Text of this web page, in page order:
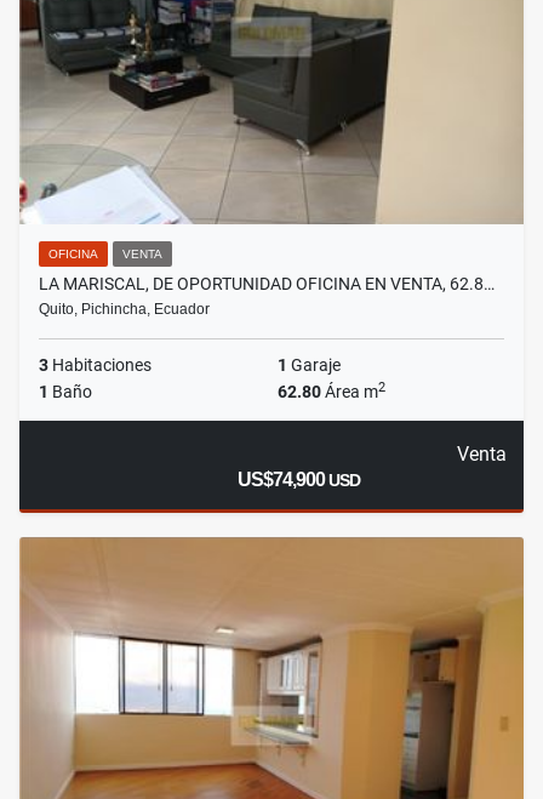
OFICINA VENTA
LA MARISCAL, DE OPORTUNIDAD OFICINA EN VENTA, 62.8…
Quito, Pichincha, Ecuador
3 Habitaciones 1 Garaje
1 Baño 62.80Área m2
Venta
US$74,900USD